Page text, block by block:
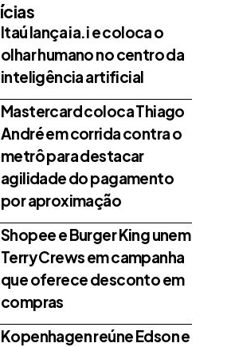
Itaú lança ia.i e coloca o
olhar humano no centro da
inteligência artificial
Mastercard coloca Thiago
André em corrida contra o
metrô para destacar
agilidade do pagamento
por aproximação
Shopee e Burger King unem
Terry Crews em campanha
que oferece desconto em
compras
Kopenhagen reúne Edson e